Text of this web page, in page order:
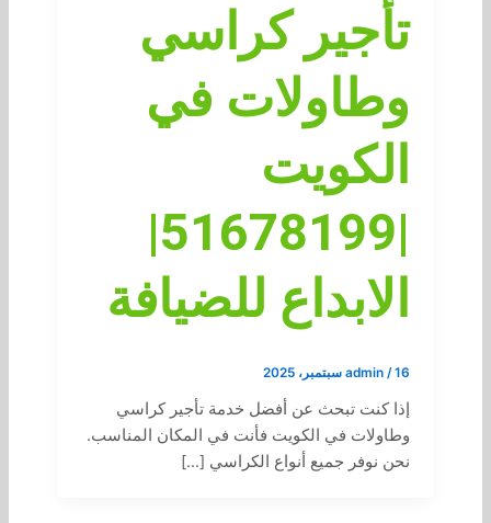
تأجير كراسي
وطاولات في
الكويت
|51678199|
الابداع للضيافة
admin /16 سبتمبر، 2025
إذا كنت تبحث عن أفضل خدمة تأجير كراسي
وطاولات في الكويت فأنت في المكان المناسب.
نحن نوفر جميع أنواع الكراسي […]